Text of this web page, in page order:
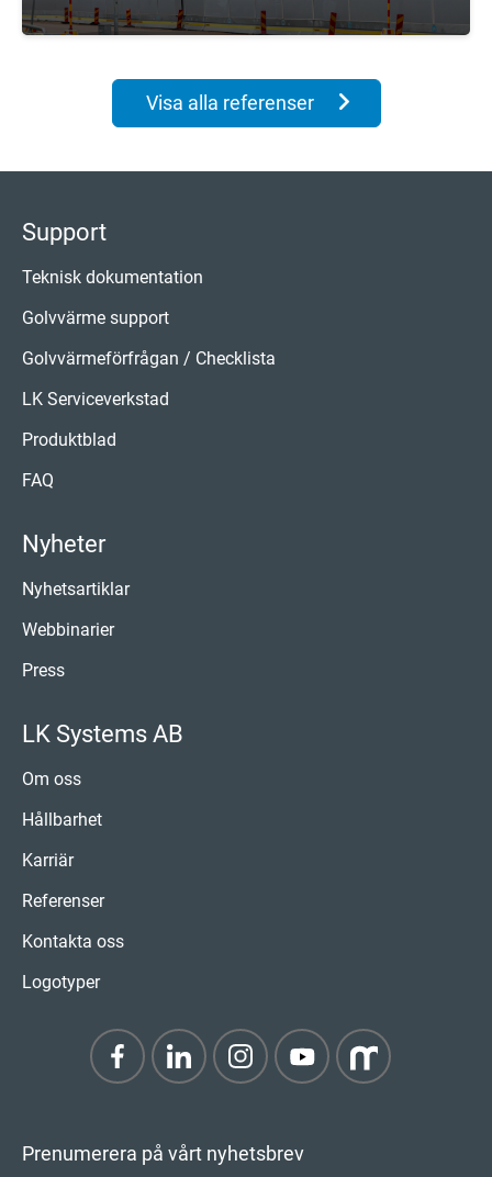
Visa alla referenser
Support
Teknisk dokumentation
Golvvärme support
Golvvärmeförfrågan / Checklista
LK Serviceverkstad
Produktblad
FAQ
Nyheter
Nyhetsartiklar
Webbinarier
Press
LK Systems AB
Om oss
Hållbarhet
Karriär
Referenser
Kontakta oss
Logotyper
Prenumerera på vårt nyhetsbrev